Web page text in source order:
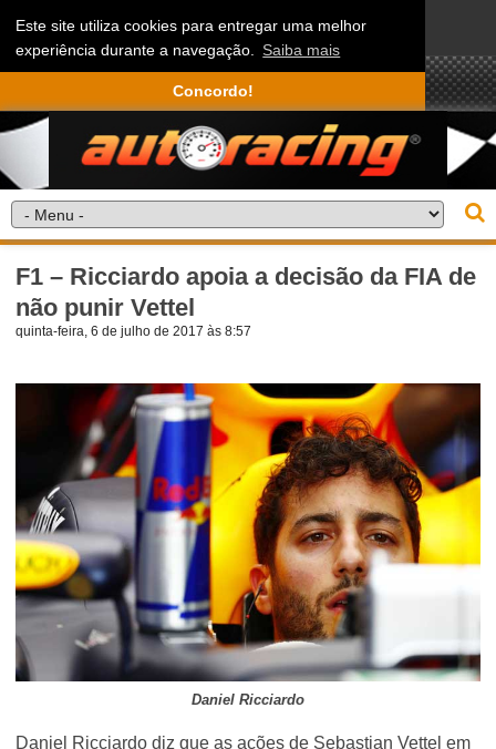
Este site utiliza cookies para entregar uma melhor
experiência durante a navegação. Saiba mais
Concordo!
F1 – Ricciardo apoia a decisão da FIA de
não punir Vettel
quinta-feira, 6 de julho de 2017 às 8:57
Daniel Ricciardo
Daniel Ricciardo diz que as ações de Sebastian Vettel em